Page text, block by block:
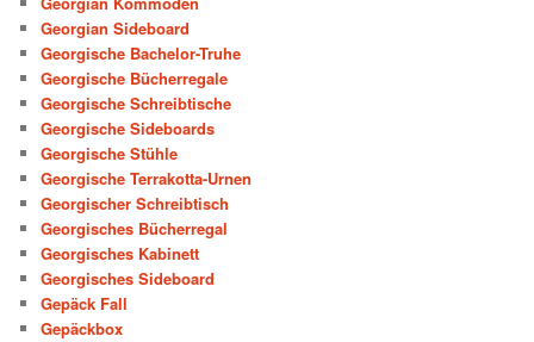
Georgian Sideboard
Georgische Bachelor-Truhe
Georgische Bücherregale
Georgische Schreibtische
Georgische Sideboards
Georgische Stühle
Georgische Terrakotta-Urnen
Georgischer Schreibtisch
Georgisches Bücherregal
Georgisches Kabinett
Georgisches Sideboard
Gepäck Fall
Gepäckbox